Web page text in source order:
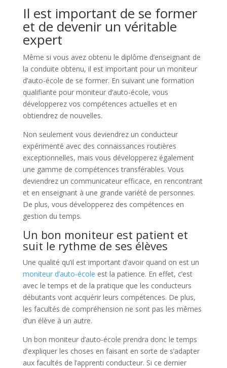
Il est important de se former
et de devenir un véritable
expert
Même si vous avez obtenu le diplôme d’enseignant de
la conduite obtenu, il est important pour un moniteur
d’auto-école de se former. En suivant une formation
qualifiante pour moniteur d’auto-école, vous
développerez vos compétences actuelles et en
obtiendrez de nouvelles.
Non seulement vous deviendrez un conducteur
expérimenté avec des connaissances routières
exceptionnelles, mais vous développerez également
une gamme de compétences transférables. Vous
deviendrez un communicateur efficace, en rencontrant
et en enseignant à une grande variété de personnes.
De plus, vous développerez des compétences en
gestion du temps.
Un bon moniteur est patient et
suit le rythme de ses élèves
Une qualité qu’il est important d’avoir quand on est un
moniteur d’auto-école est la patience. En effet, c’est
avec le temps et de la pratique que les conducteurs
débutants vont acquérir leurs compétences. De plus,
les facultés de compréhension ne sont pas les mêmes
d’un élève à un autre.
Un bon moniteur d’auto-école prendra donc le temps
d’expliquer les choses en faisant en sorte de s’adapter
aux facultés de l’apprenti conducteur. Si ce dernier